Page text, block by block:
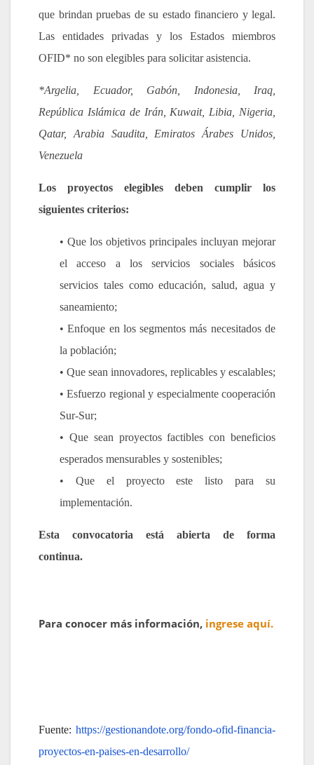
que brindan pruebas de su estado financiero y legal.
Las entidades privadas y los Estados miembros
OFID* no son elegibles para solicitar asistencia.
*Argelia, Ecuador, Gabón, Indonesia, Iraq,
República Islámica de Irán, Kuwait, Libia, Nigeria,
Qatar, Arabia Saudita, Emiratos Árabes Unidos,
Venezuela
Los proyectos elegibles deben cumplir los
siguientes criterios:
• Que los objetivos principales incluyan mejorar
el acceso a los servicios sociales básicos
servicios tales como educación, salud, agua y
saneamiento;
• Enfoque en los segmentos más necesitados de
la población;
• Que sean innovadores, replicables y escalables;
• Esfuerzo regional y especialmente cooperación
Sur-Sur;
• Que sean proyectos factibles con beneficios
esperados mensurables y sostenibles;
• Que el proyecto este listo para su
implementación.
Esta convocatoria está abierta de forma
continua.
Para conocer más información, ingrese aquí.
Fuente: https://gestionandote.org/fondo-ofid-financia-
proyectos-en-paises-en-desarrollo/